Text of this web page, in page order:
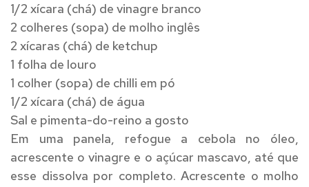
1/2 xícara (chá) de vinagre branco
2 colheres (sopa) de molho inglês
2 xícaras (chá) de ketchup
1 folha de louro
1 colher (sopa) de chilli em pó
1/2 xícara (chá) de água
Sal e pimenta-do-reino a gosto
Em uma panela, refogue a cebola no óleo,
acrescente o vinagre e o açúcar mascavo, até que
esse dissolva por completo. Acrescente o molho